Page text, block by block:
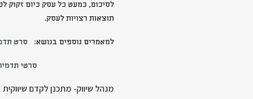
לסיכום, כמעט כל עסק כיום
תוצאות רצויות לעסק.
למאמרים נוספים בנושא: סרט
סרטי
מנהל שיווק- מתכנן לקדם